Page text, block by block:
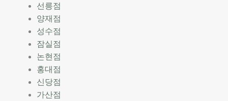
선릉점
양재점
성수점
잠실점
논현점
홍대점
신당점
가산점